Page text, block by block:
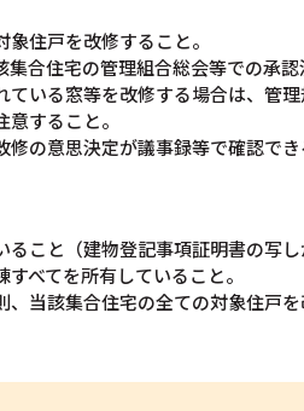
住戸を改修すること。
合住宅の管理組合総会等での承認
ている窓等を改修する場合は、管
すること。
の意思決定が議事録等で確認でき
ること（建物登記事項証明書の写
べてを所有していること。
当該集合住宅の全ての対象住戸を